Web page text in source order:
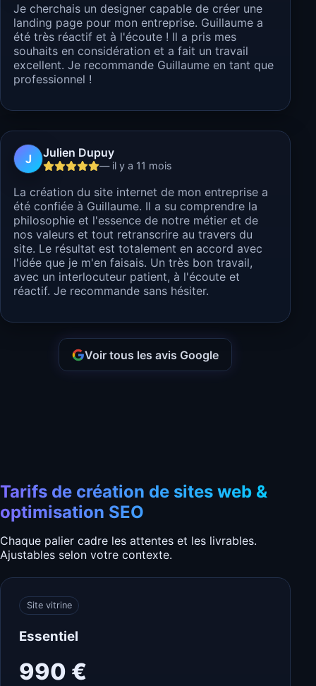
Je cherchais un designer capable de créer une
landing page pour mon entreprise. Guillaume a
été très réactif et à l'écoute ! Il a pris mes
souhaits en considération et a fait un travail
excellent. Je recommande Guillaume en tant que
professionnel !
J Julien Dupuy
— il y a 11 mois
La création du site internet de mon entreprise a
été confiée à Guillaume. Il a su comprendre la
philosophie et l'essence de notre métier et de
nos valeurs et tout retranscrire au travers du
site. Le résultat est totalement en accord avec
l'idée que je m'en faisais. Un très bon travail,
avec un interlocuteur patient, à l'écoute et
réactif. Je recommande sans hésiter.
Voir tous les avis Google
Tarifs de création de sites web &
optimisation SEO
Chaque palier cadre les attentes et les livrables.
Ajustables selon votre contexte.
Site vitrine
Essentiel
990 €